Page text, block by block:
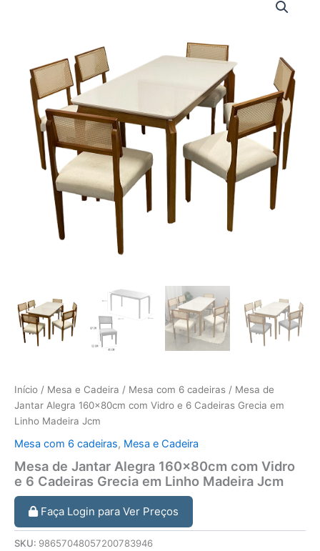
Início / Mesa e Cadeira / Mesa com 6 cadeiras / Mesa de
Jantar Alegra 160x80cm com Vidro e 6 Cadeiras Grecia em
Linho Madeira Jcm
Mesa com 6 cadeiras, Mesa e Cadeira
Mesa de Jantar Alegra 160x80cm com Vidro
e 6 Cadeiras Grecia em Linho Madeira Jcm
Faça Login para Ver Preços
SKU: 98657048057200783946